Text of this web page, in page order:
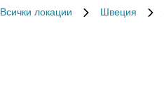
Всички локации Швеция